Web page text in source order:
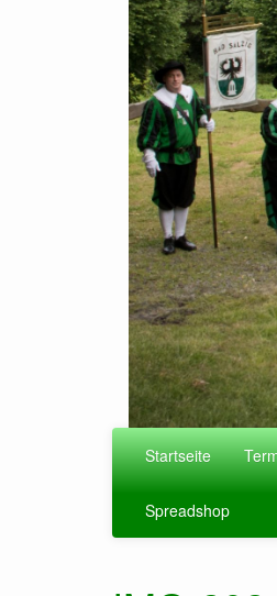
Startseite
Spreadshop